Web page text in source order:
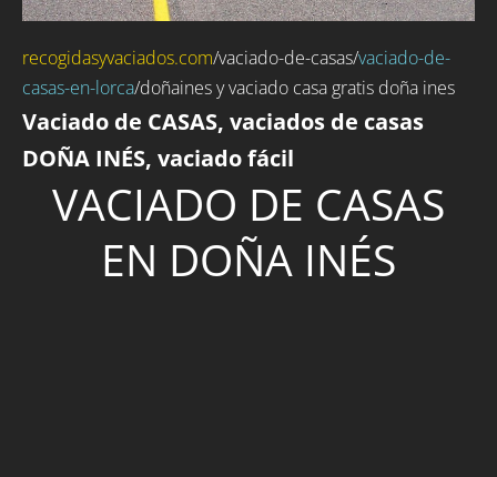
recogidasyvaciados.com/vaciado-de-casas/vaciado-de-
casas-en-lorca/doñaines y vaciado casa gratis doña ines
Vaciado de CASAS, vaciados de casas
DOÑA INÉS, vaciado fácil
VACIADO DE CASAS
EN DOÑA INÉS